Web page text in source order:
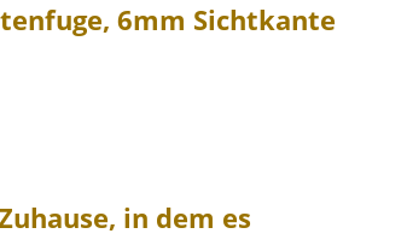
6mm Sichtkante
in dem es